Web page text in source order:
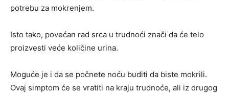
potrebu za mokrenjem.
Isto tako, povećan rad srca u trudnoći znači da će telo
proizvesti veće količine urina.
Moguće je i da se počnete noću buditi da biste mokrili.
Ovaj simptom će se vratiti na kraju trudnoće, ali iz drugog